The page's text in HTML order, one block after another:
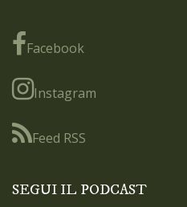
Facebook
Instagram
Feed RSS
SEGUI IL PODCAST